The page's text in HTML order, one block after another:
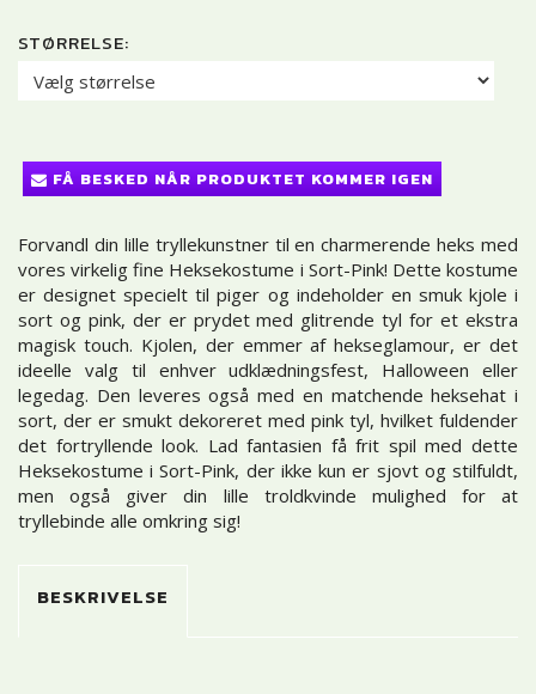
STØRRELSE:
FÅ BESKED NÅR PRODUKTET KOMMER IGEN
Forvandl din lille tryllekunstner til en charmerende heks med
vores virkelig fine Heksekostume i Sort-Pink! Dette kostume
er designet specielt til piger og indeholder en smuk kjole i
sort og pink, der er prydet med glitrende tyl for et ekstra
magisk touch. Kjolen, der emmer af hekseglamour, er det
ideelle valg til enhver udklædningsfest, Halloween eller
legedag. Den leveres også med en matchende heksehat i
sort, der er smukt dekoreret med pink tyl, hvilket fuldender
det fortryllende look. Lad fantasien få frit spil med dette
Heksekostume i Sort-Pink, der ikke kun er sjovt og stilfuldt,
men også giver din lille troldkvinde mulighed for at
tryllebinde alle omkring sig!
BESKRIVELSE